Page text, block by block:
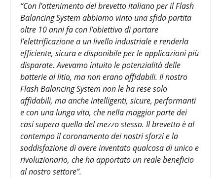
“Con l’ottenimento del brevetto italiano per il Flash
Balancing System abbiamo vinto una sfida partita
oltre 10 anni fa con l’obiettivo di portare
l’elettrificazione a un livello industriale e renderla
efficiente, sicura e disponibile per le applicazioni più
disparate. Avevamo intuito le potenzialità delle
batterie al litio, ma non erano affidabili. Il nostro
Flash Balancing System non le ha rese solo
affidabili, ma anche intelligenti, sicure, performanti
e con una lunga vita, che nella maggior parte dei
casi supera quella del mezzo stesso. Il brevetto è al
contempo il coronamento dei nostri sforzi e la
soddisfazione di avere inventato qualcosa di unico e
rivoluzionario, che ha apportato un reale beneficio
al nostro settore”.